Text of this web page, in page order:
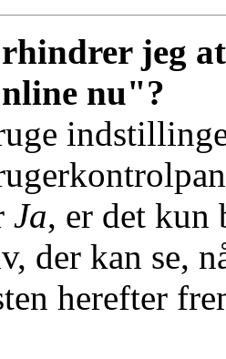
jeg
nu"?
Ja, er det kun
der kan se,
herefter